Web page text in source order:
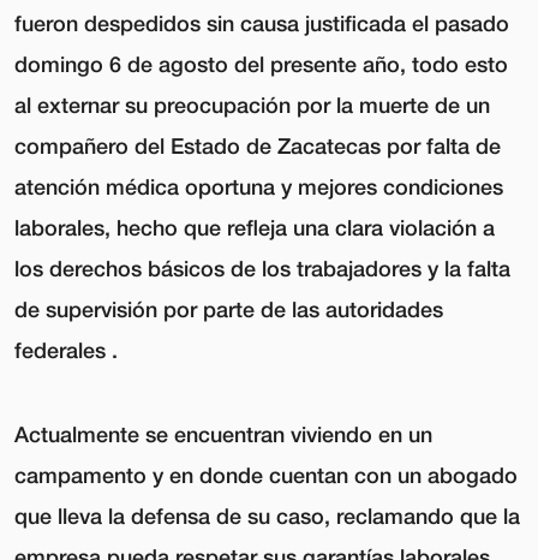
fueron despedidos sin causa justificada el pasado
domingo 6 de agosto del presente año, todo esto
al externar su preocupación por la muerte de un
compañero del Estado de Zacatecas por falta de
atención médica oportuna y mejores condiciones
laborales, hecho que refleja una clara violación a
los derechos básicos de los trabajadores y la falta
de supervisión por parte de las autoridades
federales .
Actualmente se encuentran viviendo en un
campamento y en donde cuentan con un abogado
que lleva la defensa de su caso, reclamando que la